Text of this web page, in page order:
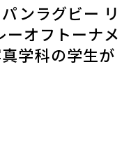
ンラグビー リ
オフトーナメ
学科の学生が